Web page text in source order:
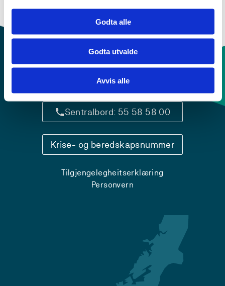
Godta alle
Godta utvalde
Avvis alle
Kontaktinfo og opningstider
Sentralbord: 55 58 58 00
Krise- og beredskapsnummer
Tilgjengelegheitserklæring
Personvern